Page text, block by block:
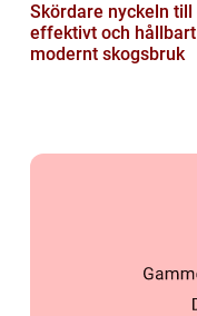
Skördare nyckeln till ett
effektivt och hållbart
modernt skogsbruk